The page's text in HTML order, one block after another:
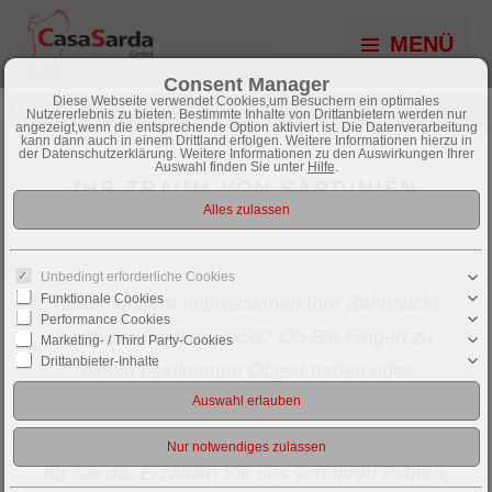
MENÜ
Kontakt Kontaktformular
IHR TRAUM VON SARDINIEN
BEGINNT HIER
Haben unsere Impressionen Ihre Sehnsucht
nach der Insel geweckt? Ob Sie Fragen zu
einem bestimmten Objekt haben oder
Unterstützung bei der Suche nach Ihrem
persönlichen Rückzugsort benötigen – wir sind
für Sie da. Erzählen Sie uns von Ihren Plänen,
Consent Manager
Diese Webseite verwendet Cookies,um Besuchern ein optimales
Nutzererlebnis zu bieten. Bestimmte Inhalte von Drittanbietern werden nur
angezeigt,wenn die entsprechende Option aktiviert ist. Die Datenverarbeitung
kann dann auch in einem Drittland erfolgen. Weitere Informationen hierzu in
der Datenschutzerklärung. Weitere Informationen zu den Auswirkungen Ihrer
Auswahl finden Sie unter Hilfe
Unbedingt erforderliche Cookies
Funktionale Cookies
Performance Cookies
Marketing- / Third Party-Cookies
Drittanbieter-Inhalte